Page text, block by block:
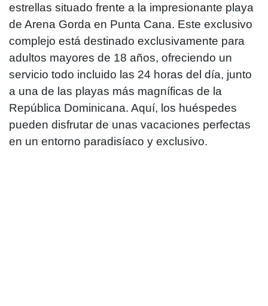
estrellas situado frente a la impresionante playa
de Arena Gorda en Punta Cana. Este exclusivo
complejo está destinado exclusivamente para
adultos mayores de 18 años, ofreciendo un
servicio todo incluido las 24 horas del día, junto
a una de las playas más magníficas de la
República Dominicana. Aquí, los huéspedes
pueden disfrutar de unas vacaciones perfectas
en un entorno paradisíaco y exclusivo.